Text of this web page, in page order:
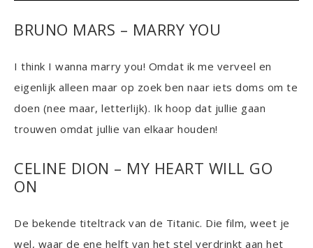
BRUNO MARS – MARRY YOU
I think I wanna marry you! Omdat ik me verveel en
eigenlijk alleen maar op zoek ben naar iets doms om te
doen (nee maar, letterlijk). Ik hoop dat jullie gaan
trouwen omdat jullie van elkaar houden!
CELINE DION – MY HEART WILL GO
ON
De bekende titeltrack van de Titanic. Die film, weet je
wel, waar de ene helft van het stel verdrinkt aan het